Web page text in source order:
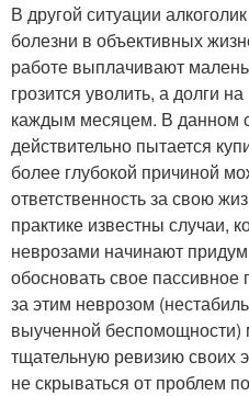
В другой ситуации
болезни в объективных
работе выплачивают
грозится уволить, а долги
каждым месяцем. В данном
действительно пытается
более глубокой причиной
ответственность за свою
практике известны случаи,
неврозами начинают
обосновать свое
за этим неврозом
выученной беспомощности)
тщательную ревизию своих
не скрываться от проблем